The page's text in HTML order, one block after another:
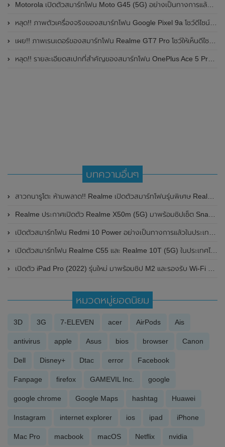
Motorola เปิดตัวสมาร์ทโฟน Moto G45 (5G) อย่างเป็นทางการแล้วในอินเดีย
หลุด!! ภาพตัวเครื่องจริงของสมาร์ทโฟน Google Pixel 9a โชว์ดีไซน์ใหม่ กล้องหลังแบนราบ ไม่มีกรอบของกล้องแล้ว
เผย!! ภาพเรนเดอร์ของสมาร์ทโฟน Realme GT7 Pro โชว์ให้เห็นดีไซน์ใหม่ พร้อมเผยรายละเอียดสเปกที่สำคัญบางส่วน
หลุด!! รายละเอียดสเปกที่สำคัญของสมาร์ทโฟน OnePlus Ace 5 Pro คาดเปิดตัวในเดือนพฤศจิกายน 2024 นี้
บทความอื่นๆ
สาวกนารูโตะ ห้ามพลาด!! Realme เปิดตัวสมาร์ทโฟนรุ่นพิเศษ Realme GT Neo 3 Naruto Limited Edition แต่วางจำหน่ายเฉพาะในประเทศจีนเท่านั้น
Realme ประกาศเปิดตัว Realme X50m (5G) มาพร้อมชิปเซ็ต Snapdragon 765G , หน้าจอ 120Hz และกล้องหลัง 4 ตัว
เปิดตัวสมาร์ทโฟน Redmi 10 Power อย่างเป็นทางการแล้วในประเทศอินเดีย มาพร้อมดีไซน์ฝาหลังแบบหนัง และRAM ความจุเยอะขึ้น
เปิดตัวสมาร์ทโฟน Realme C55 และ Realme 10T (5G) ในประเทศไทยอย่างเป็นทางการแล้ว ในราคาเริ่มต้นเพียง 5,999 บาท
เปิดตัว iPad Pro (2022) รุ่นใหม่ มาพร้อมชิป M2 และรองรับ Wi-Fi 6E เป็นครั้งแรกในราคาเริ่มต้น 32,900 บาท
หมวดหมู่ยอดนิยม
3D 3G 7-ELEVEN acer AirPods Ais
antivirus apple Asus bios browser Canon
Dell Disney+ Dtac error Facebook
Fanpage firefox GAMEVIL Inc. google
google chrome Google Maps hashtag Huawei
Instagram internet explorer ios ipad iPhone
Mac Pro macbook macOS Netflix nvidia